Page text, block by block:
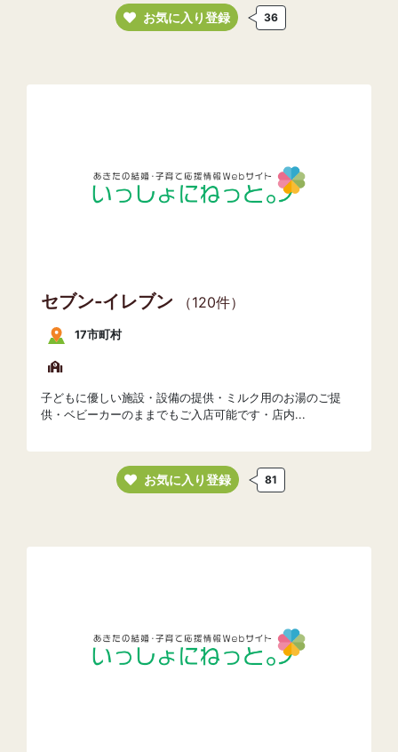
お気に入り登録 36
セブン‐イレブン （120件）
17市町村
子どもに優しい施設・設備の提供・ミルク用のお湯のご提
供・ベビーカーのままでもご入店可能です・店内...
お気に入り登録 81